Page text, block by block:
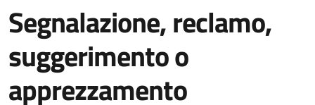
Segnalazione, reclamo,
suggerimento o
apprezzamento